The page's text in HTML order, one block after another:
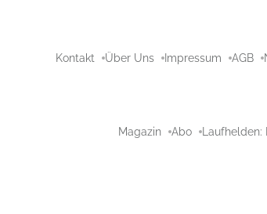
Kontakt Über Uns Impressum AGB
Magazin Abo Laufhelden: